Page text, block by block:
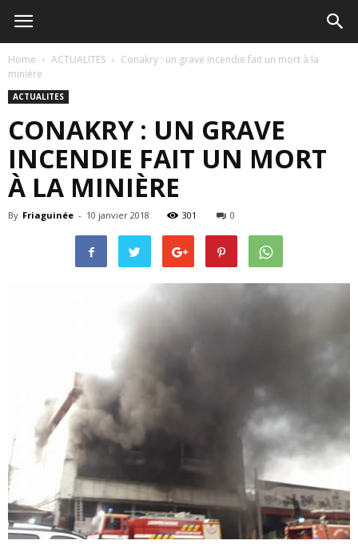
Home ACTUALITES
Conakry : un grave incendie fait un mort à la
minière
ACTUALITES
CONAKRY : UN GRAVE
INCENDIE FAIT UN MORT
À LA MINIÈRE
By Friaguinée - 10 janvier 2018 301 0